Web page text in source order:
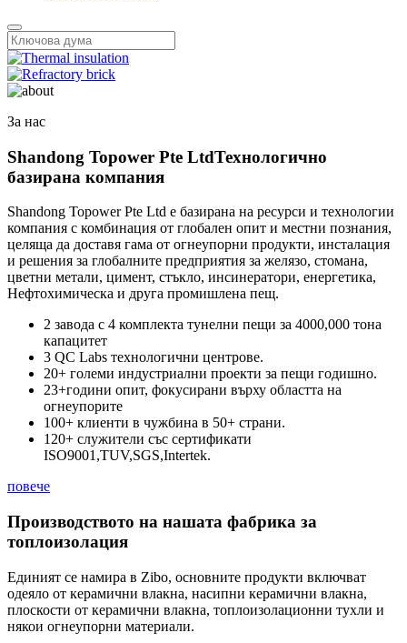
За нас
Shandong Topower Pte LtdТехнологично
базирана компания
Shandong Topower Pte Ltd е базирана на ресурси и технологии
компания с комбинация от глобален опит и местни познания,
целяща да доставя гама от огнеупорни продукти, инсталация
и решения за глобалните предприятия за желязо, стомана,
цветни метали, цимент, стъкло, инсинератори, енергетика,
Нефтохимическа и друга промишлена пещ.
2 завода с 4 комплекта тунелни пещи за 4000,000 тона
капацитет
3 QC Labs технологични центрове.
20+ големи индустриални проекти за пещи годишно.
23+години опит, фокусирани върху областта на
огнеупорите
100+ клиенти в чужбина в 50+ страни.
120+ служители със сертификати
ISO9001,TUV,SGS,Intertek.
повече
Производството на нашата фабрика за
топлоизолация
Единият се намира в Zibo, основните продукти включват
одеяло от керамични влакна, насипни керамични влакна,
плоскости от керамични влакна, топлоизолационни тухли и
някои огнеупорни материали.